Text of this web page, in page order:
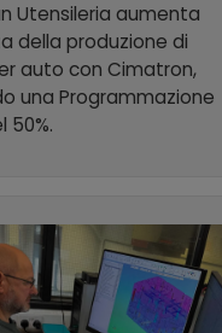
Utensileria aumenta
della produzione di
auto con Cimatron,
una Programmazione
50%.